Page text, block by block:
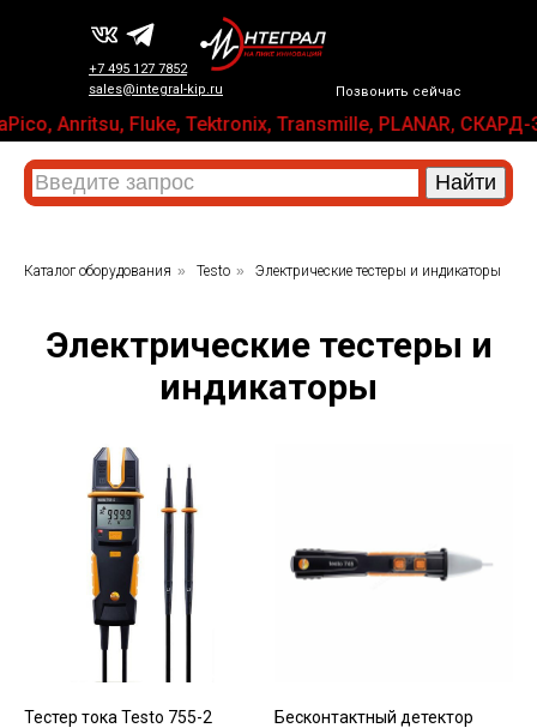
Позвонить сейчас
+7 495 127 7852
sales@integral-kip.ru
Anritsu, Fluke, Tektronix, Transmille, PLANAR,
Каталог оборудования » Testo » Электрические тестеры и индикаторы
Электрические тестеры и
индикаторы
Тестер тока Testo 755-2
Бесконтактный детектор